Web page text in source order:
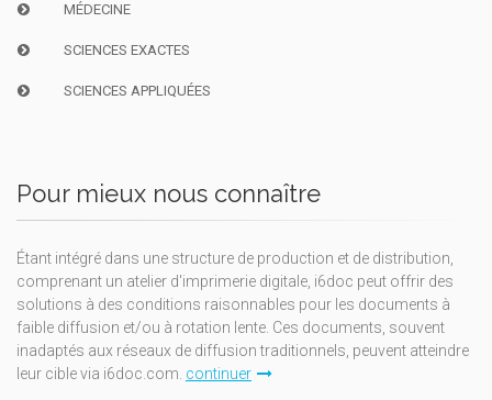
MÉDECINE
SCIENCES EXACTES
SCIENCES APPLIQUÉES
Pour mieux nous connaître
Étant intégré dans une structure de production et de distribution,
comprenant un atelier d'imprimerie digitale, i6doc peut offrir des
solutions à des conditions raisonnables pour les documents à
faible diffusion et/ou à rotation lente. Ces documents, souvent
inadaptés aux réseaux de diffusion traditionnels, peuvent atteindre
leur cible via i6doc.com. continuer